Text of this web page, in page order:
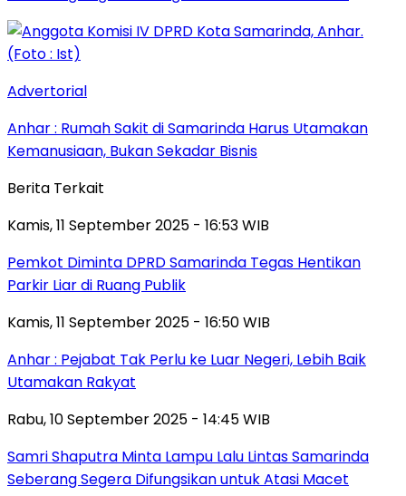
Advertorial
Anhar : Rumah Sakit di Samarinda Harus Utamakan
Kemanusiaan, Bukan Sekadar Bisnis
Berita Terkait
Kamis, 11 September 2025 - 16:53 WIB
Pemkot Diminta DPRD Samarinda Tegas Hentikan
Parkir Liar di Ruang Publik
Kamis, 11 September 2025 - 16:50 WIB
Anhar : Pejabat Tak Perlu ke Luar Negeri, Lebih Baik
Utamakan Rakyat
Rabu, 10 September 2025 - 14:45 WIB
Samri Shaputra Minta Lampu Lalu Lintas Samarinda
Seberang Segera Difungsikan untuk Atasi Macet